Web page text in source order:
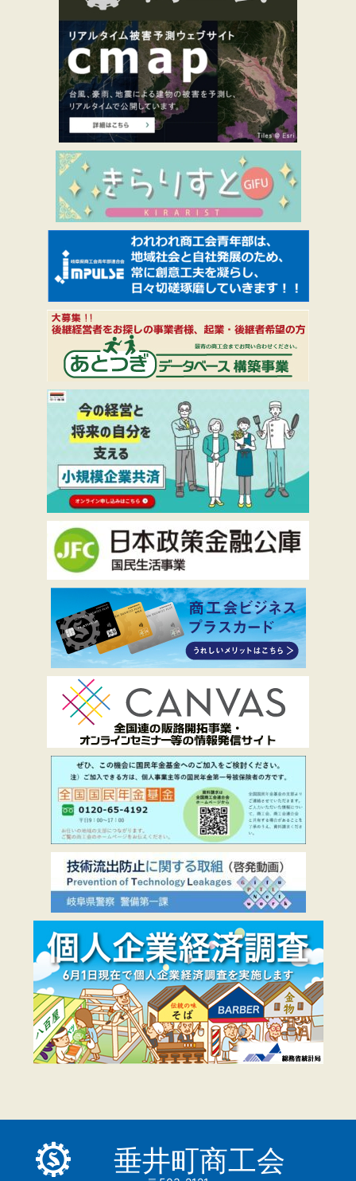
垂井町商工会